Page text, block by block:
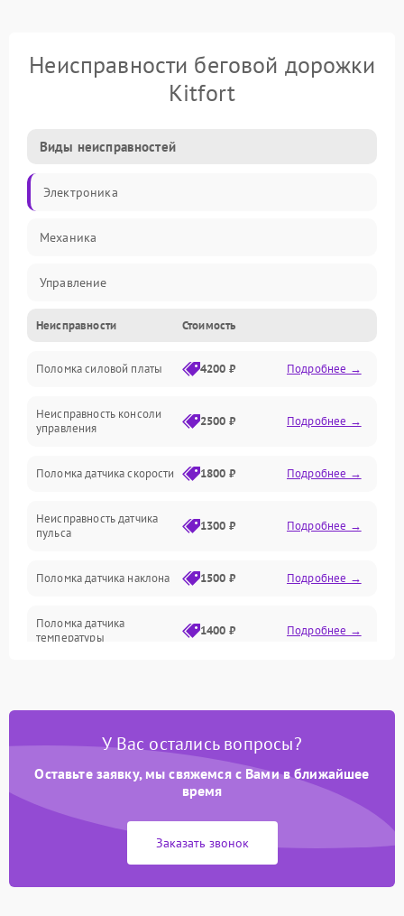
Неисправности беговой дорожки
Kitfort
Виды неисправностей
Электроника
Механика
Управление
Электропитание
Электрика
Механические повреждения
Неисправности Стоимость
Поломка силовой платы 4200 ₽ Подробнее →
Неисправность консоли
управления
2500 ₽ Подробнее →
Поломка датчика скорости 1800 ₽ Подробнее →
Неисправность датчика
пульса
1300 ₽ Подробнее →
Поломка датчика наклона 1500 ₽ Подробнее →
Поломка датчика
температуры
1400 ₽ Подробнее →
Поломка датчика наклона
1500 ₽ Подробнее →
Поломка датчика шагов Подробнее →
Неисправность системы
У Вас остались вопросы?
Оставьте заявку, мы свяжемся с Вами в ближайшее
время
Заказать звонок